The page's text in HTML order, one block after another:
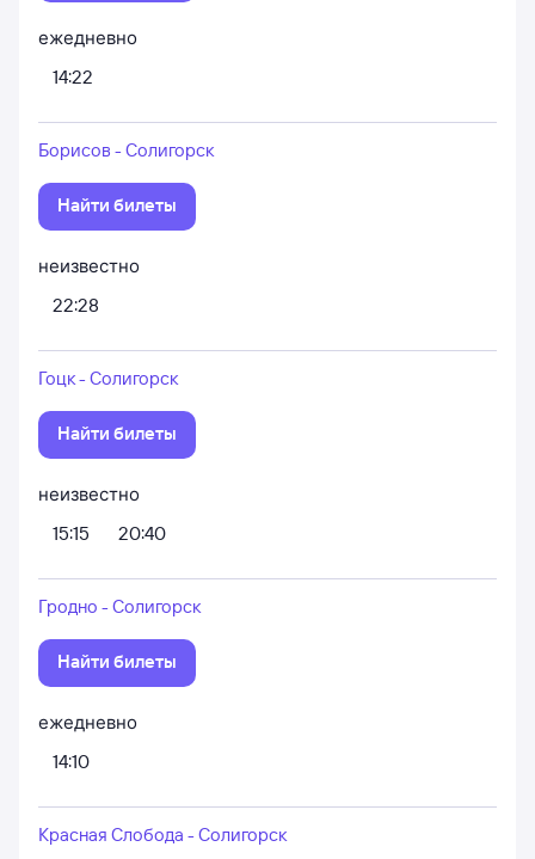
ежедневно
14:22
Борисов - Солигорск
Найти билеты
неизвестно
22:28
Гоцк - Солигорск
Найти билеты
неизвестно
15:15
20:40
Гродно - Солигорск
Найти билеты
ежедневно
14:10
Красная Слобода - Солигорск